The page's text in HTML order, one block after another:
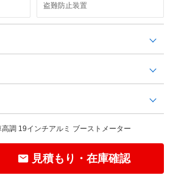
盗難防止装置
調 19インチアルミ ブーストメーター
見積もり・在庫確認